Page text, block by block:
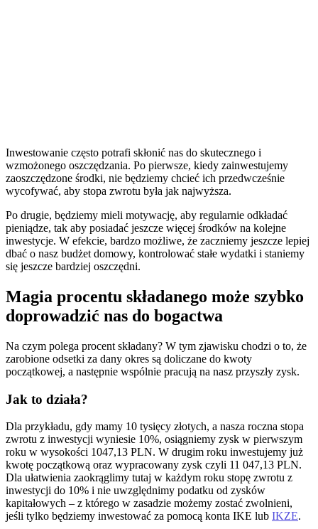
Inwestowanie często potrafi skłonić nas do skutecznego i
wzmożonego oszczędzania. Po pierwsze, kiedy zainwestujemy
zaoszczędzone środki, nie będziemy chcieć ich przedwcześnie
wycofywać, aby stopa zwrotu była jak najwyższa.
Po drugie, będziemy mieli motywację, aby regularnie odkładać
pieniądze, tak aby posiadać jeszcze więcej środków na kolejne
inwestycje. W efekcie, bardzo możliwe, że zaczniemy jeszcze lepiej
dbać o nasz budżet domowy, kontrolować stałe wydatki i staniemy
się jeszcze bardziej oszczędni.
Magia procentu składanego może szybko
doprowadzić nas do bogactwa
Na czym polega procent składany? W tym zjawisku chodzi o to, że
zarobione odsetki za dany okres są doliczane do kwoty
początkowej, a następnie wspólnie pracują na nasz przyszły zysk.
Jak to działa?
Dla przykładu, gdy mamy 10 tysięcy złotych, a nasza roczna stopa
zwrotu z inwestycji wyniesie 10%, osiągniemy zysk w pierwszym
roku w wysokości 1047,13 PLN. W drugim roku inwestujemy już
kwotę początkową oraz wypracowany zysk czyli 11 047,13 PLN.
Dla ułatwienia zaokrąglimy tutaj w każdym roku stopę zwrotu z
inwestycji do 10% i nie uwzględnimy podatku od zysków
kapitałowych – z którego w zasadzie możemy zostać zwolnieni,
jeśli tylko będziemy inwestować za pomocą konta IKE lub IKZE.